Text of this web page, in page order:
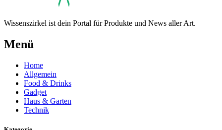
Wissenszirkel ist dein Portal für Produkte und News aller Art.
Menü
Home
Allgemein
Food & Drinks
Gadget
Haus & Garten
Technik